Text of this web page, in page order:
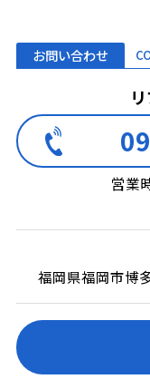
お問い合わせ
営業
福岡県福岡市博